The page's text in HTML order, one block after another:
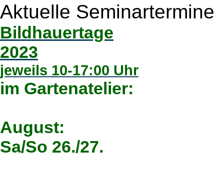
Aktuelle Seminartermine
Bildhauertage
2023
jeweils 10-17:00 Uhr
im Gartenatelier:
August:
Sa/So 26./27.